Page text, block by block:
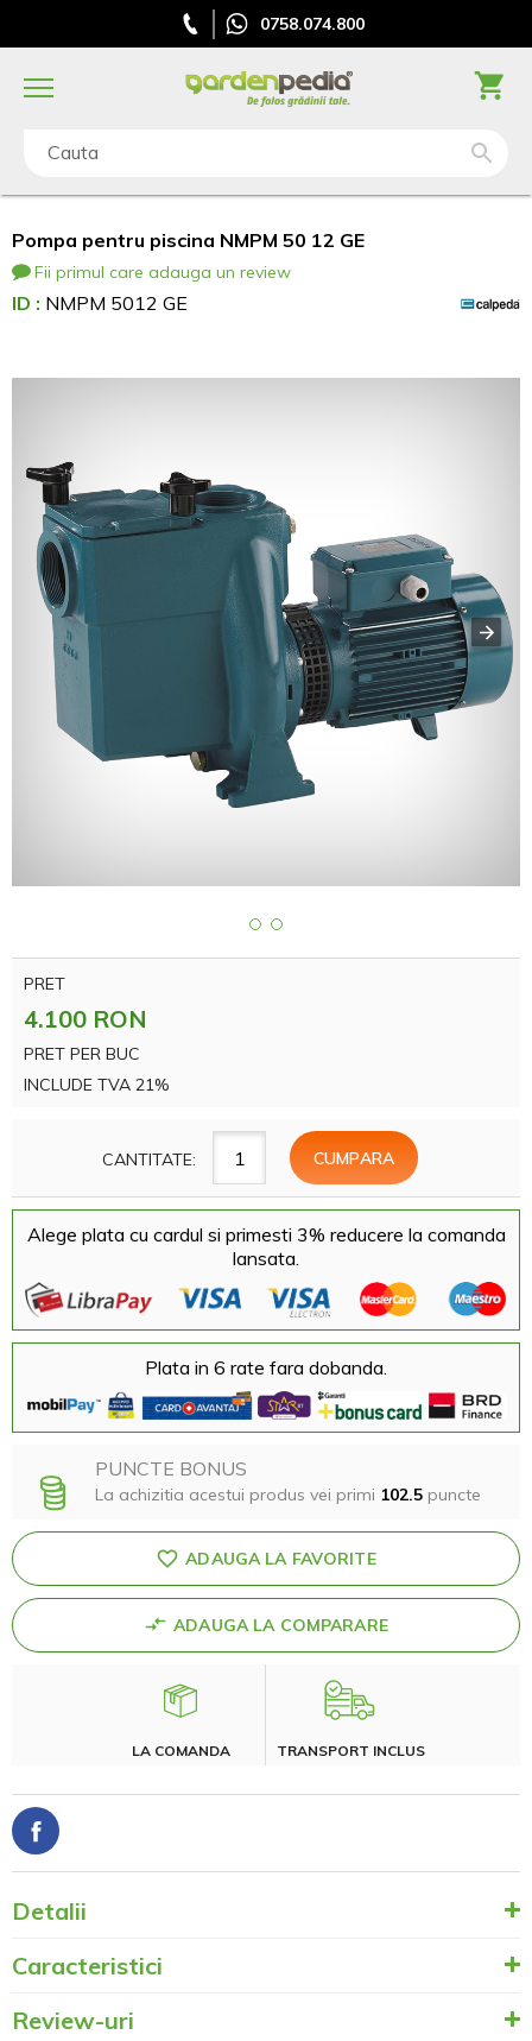
0758.074.800
Cauta
Pompa pentru piscina NMPM 50 12 GE
Fii primul care adauga un review
ID : NMPM 5012 GE
PRET
4.100 RON
PRET PER BUC
INCLUDE TVA 21%
CANTITATE:
Alege plata cu cardul si primesti 3% reducere la comanda
lansata.
Plata in 6 rate fara dobanda.
PUNCTE BONUS
La achizitia acestui produs vei primi 102.5 puncte
ADAUGA LA FAVORITE
ADAUGA LA COMPARARE
LA COMANDA TRANSPORT INCLUS
Detalii
Caracteristici
Review-uri